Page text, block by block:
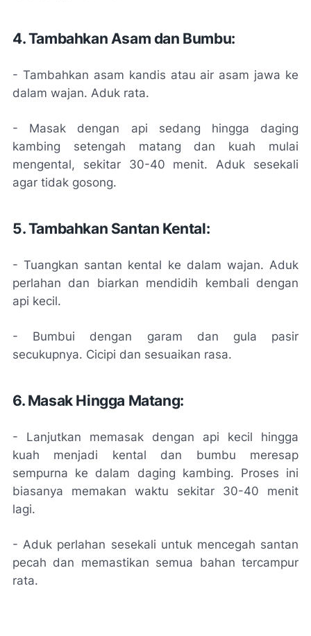
4. Tambahkan Asam dan Bumbu:
- Tambahkan asam kandis atau air asam jawa ke
dalam wajan. Aduk rata.
- Masak dengan api sedang hingga daging
kambing setengah matang dan kuah mulai
mengental, sekitar 30-40 menit. Aduk sesekali
agar tidak gosong.
5. Tambahkan Santan Kental:
- Tuangkan santan kental ke dalam wajan. Aduk
perlahan dan biarkan mendidih kembali dengan
api kecil.
- Bumbui dengan garam dan gula pasir
secukupnya. Cicipi dan sesuaikan rasa.
6. Masak Hingga Matang:
- Lanjutkan memasak dengan api kecil hingga
kuah menjadi kental dan bumbu meresap
sempurna ke dalam daging kambing. Proses ini
biasanya memakan waktu sekitar 30-40 menit
lagi.
- Aduk perlahan sesekali untuk mencegah santan
pecah dan memastikan semua bahan tercampur
rata.